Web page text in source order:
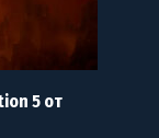
5 от